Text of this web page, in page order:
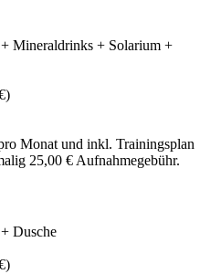
Mineraldrinks + Solarium +
Monat und inkl. Trainingsplan
25,00 € Aufnahmegebühr.
Dusche